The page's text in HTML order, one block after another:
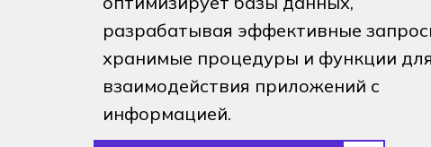
разрабатывая эффективные
хранимые процедуры и функции для
взаимодействия приложений с
информацией.